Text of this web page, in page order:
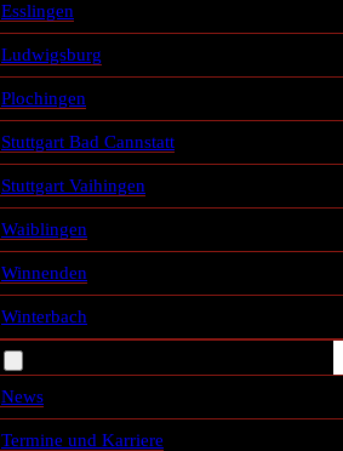
Esslingen
Ludwigsburg
Plochingen
Stuttgart Bad Cannstatt
Stuttgart Vaihingen
Waiblingen
Winnenden
Winterbach
News
Termine und Karriere